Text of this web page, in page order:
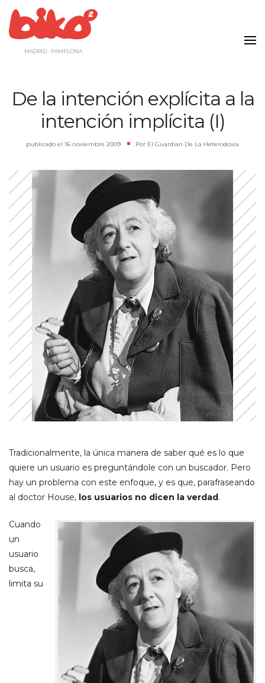
contenido
MADRID - PAMPLONA
De la intención explícita a la
intención implícita (I)
publicado el 16 noviembre 2009 Por El Guardian De La Heterodoxia
Tradicionalmente, la única manera de saber qué es lo que
quiere un usuario es preguntándole con un buscador. Pero
hay un problema con este enfoque, y es que, parafraseando
al doctor House, los usuarios no dicen la verdad.
Cuando
un
usuario
busca,
limita su